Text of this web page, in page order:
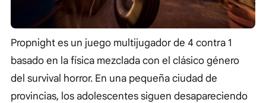
Propnight es un juego multijugador de 4 contra 1
basado en la física mezclada con el clásico género
del survival horror. En una pequeña ciudad de
provincias, los adolescentes siguen desapareciendo